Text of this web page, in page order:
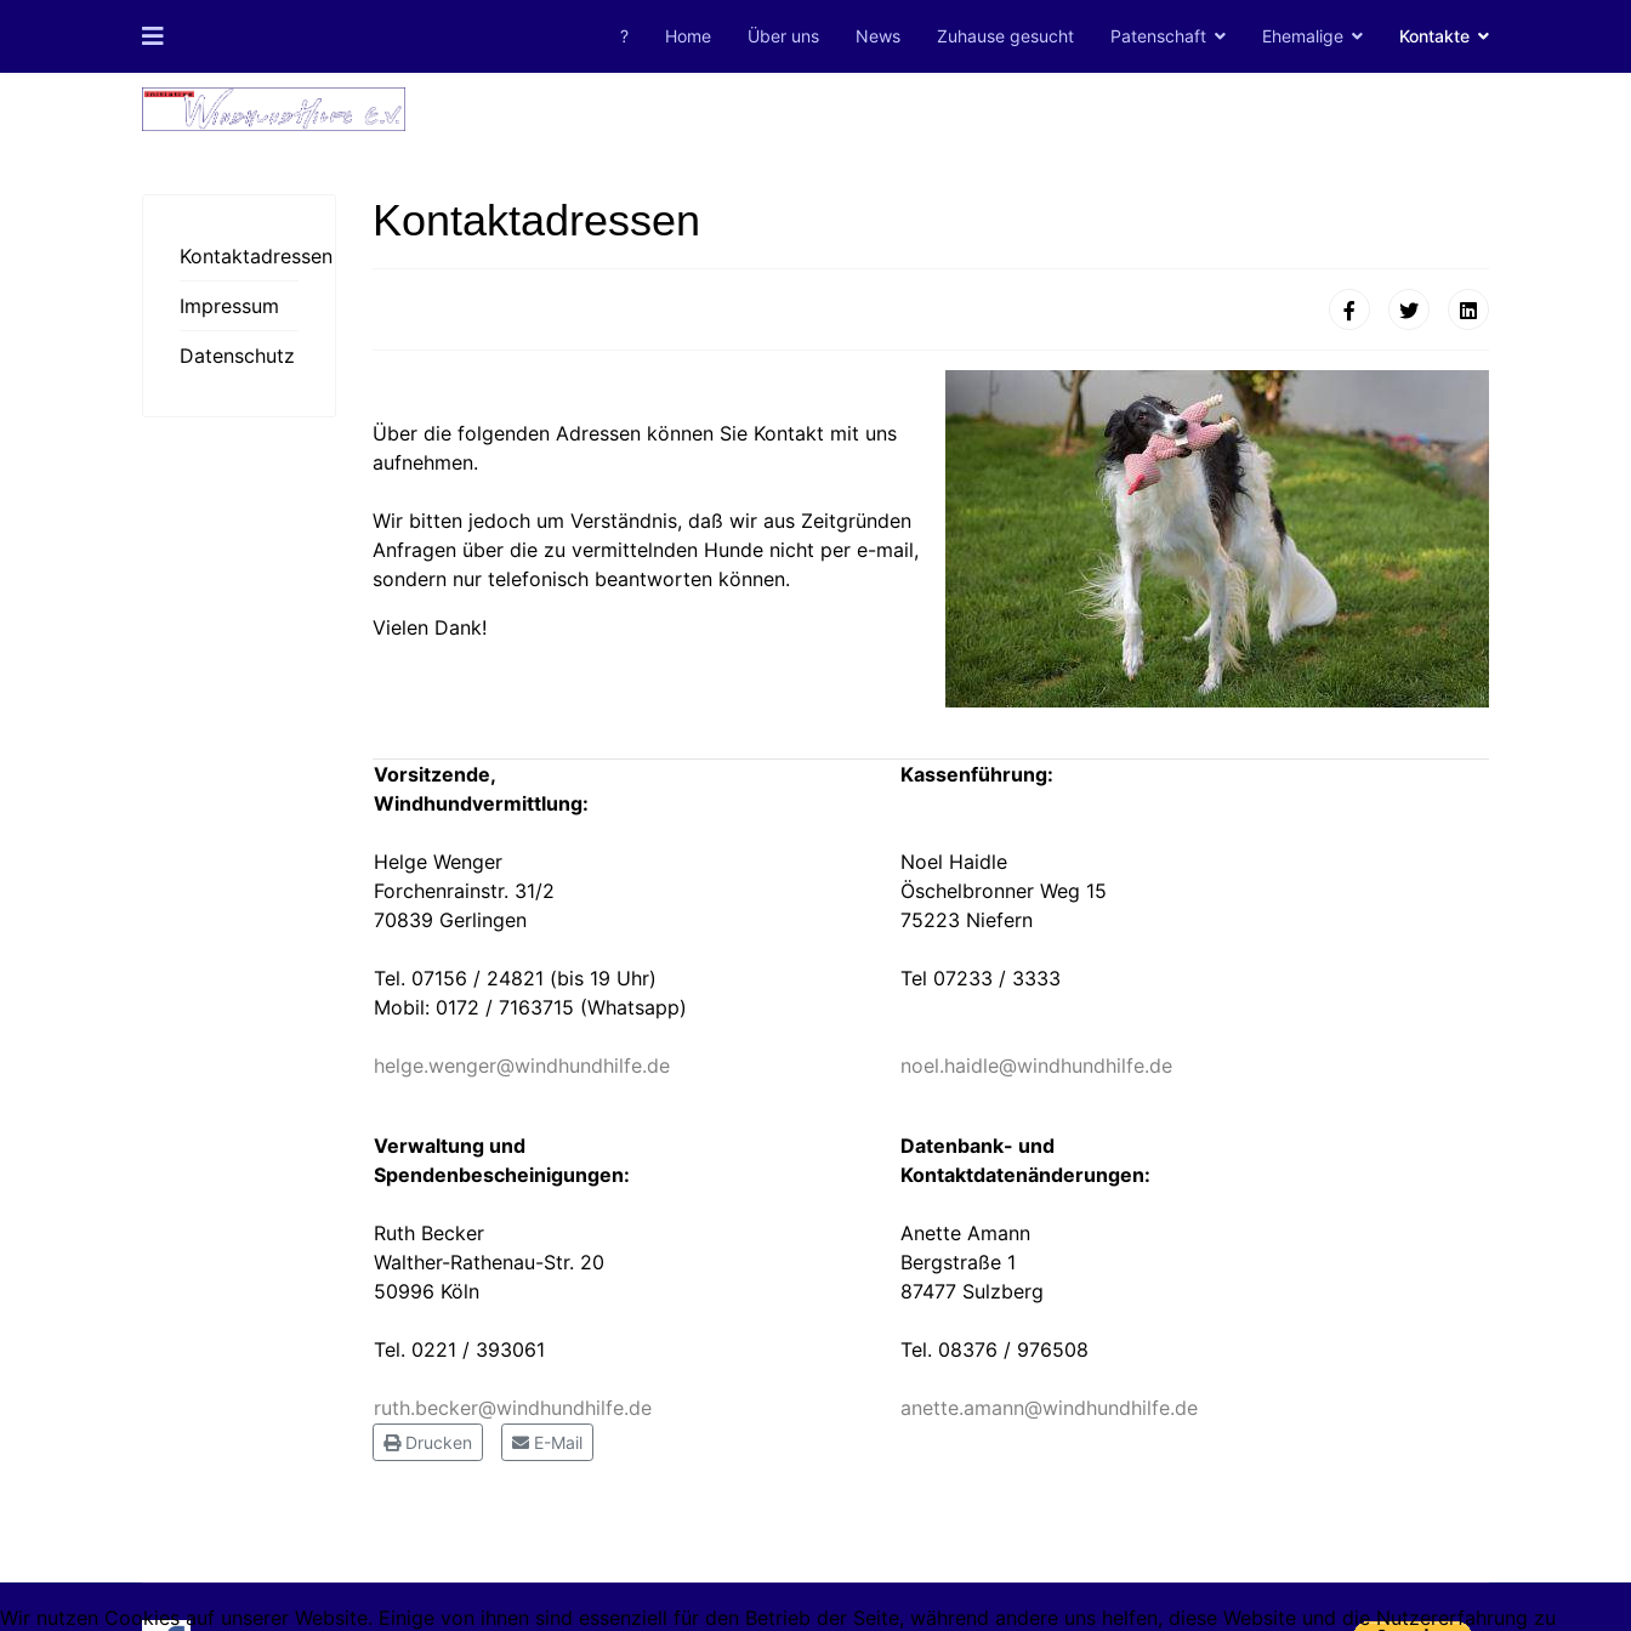
? Home Über uns News Zuhause gesucht Patenschaft Ehemalige Kontakte
Kontaktadressen
Impressum
Datenschutz
Kontaktadressen
Über die folgenden Adressen können Sie Kontakt mit uns
aufnehmen.
Wir bitten jedoch um Verständnis, daß wir aus Zeitgründen
Anfragen über die zu vermittelnden Hunde nicht per e-mail,
sondern nur telefonisch beantworten können.
Vielen Dank!
Vorsitzende,
Windhundvermittlung:
Helge Wenger
Forchenrainstr. 31/2
70839 Gerlingen
Tel. 07156 / 24821 (bis 19 Uhr)
Mobil: 0172 / 7163715 (Whatsapp)
helge.wenger@windhundhilfe.de
Kassenführung:
Noel Haidle
Öschelbronner Weg 15
75223 Niefern
Tel 07233 / 3333
noel.haidle@windhundhilfe.de
Verwaltung und
Spendenbescheinigungen:
Ruth Becker
Walther-Rathenau-Str. 20
50996 Köln
Tel. 0221 / 393061
ruth.becker@windhundhilfe.de
Datenbank- und
Kontaktdatenänderungen:
Anette Amann
Bergstraße 1
87477 Sulzberg
Tel. 08376 / 976508
anette.amann@windhundhilfe.de
Drucken E-Mail
Wir nutzen Cookies auf unserer Website. Einige von ihnen sind essenziell für den Betrieb der Seite, während andere uns helfen, diese Website und die Nutzererfahrung zu